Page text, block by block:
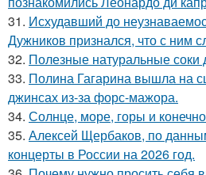
31. Исхудавший до
Дужников признался, что с ним
32. Полезные натуральные соки
33. Полина Гагарина вышла на
джинсах из-за форс-мажора.
34. Солнце, море, горы и
35. Алексей Щербаков, по
концерты в России на 2026 год.